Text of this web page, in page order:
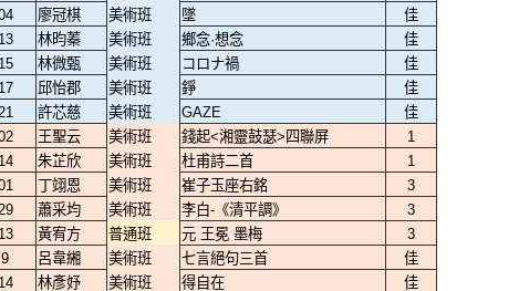
廖冠棋 美術班 墜
佳
13 林昀蓁 美術班 鄉念·想念
佳
15 林微甄 美術班 コロナ禍
佳
17 邱怡郡 美術班 錚
佳
許芯慈 美術班 GAZE
佳
王聖云 美術班 錢起<湘靈鼓瑟>四聯屏
1
14 朱芷欣 美術班 杜甫詩二首
1
丁翊恩 美術班 崔子玉座右銘
3
蕭采均 美術班 李白-《清平調》
3
13 黃宥方 普通班 元 王冕 墨梅
3
9 呂韋緗 美術班 七言絕句三首
佳
14 林彥妤 美術班 得自在
佳